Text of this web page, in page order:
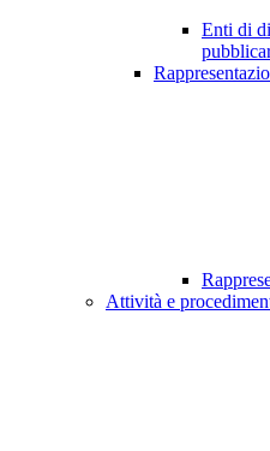
Enti di
Attività e